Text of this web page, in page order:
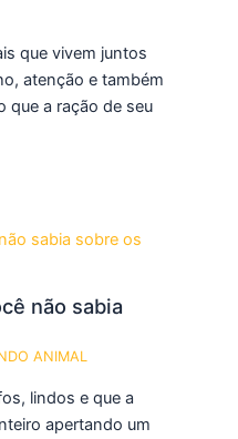
que vivem juntos
atenção e também
que a ração de seu
não sabia
ANIMAL
lindos e que a
apertando um